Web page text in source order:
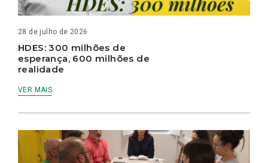
28 de julho de 2026
HDES: 300 milhões de
esperança, 600 milhões de
realidade
VER MAIS